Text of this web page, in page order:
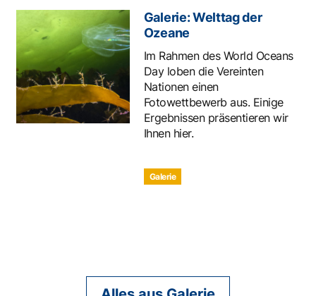
Galerie: Welttag der
Ozeane
Im Rahmen des World Oceans
Day loben die Vereinten
Nationen einen
Fotowettbewerb aus. Einige
Ergebnissen präsentieren wir
Ihnen hier.
Galerie